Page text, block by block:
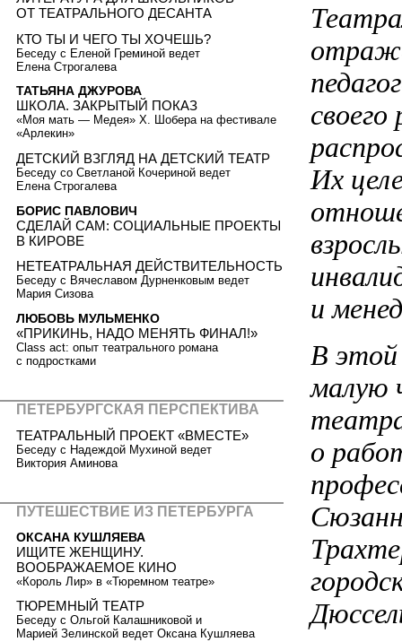
Их
и
В
малую
о
ОТ ТЕАТРАЛЬНОГО ДЕСАНТА
КТО ТЫ И ЧЕГО ТЫ ХОЧЕШЬ?
Беседу с Еленой Греминой ведет
Елена Строгалева
ТАТЬЯНА ДЖУРОВА
ШКОЛА. ЗАКРЫТЫЙ ПОКАЗ
«Моя мать — Медея» Х. Шобера на фестивале
«Арлекин»
ДЕТСКИЙ ВЗГЛЯД НА ДЕТСКИЙ ТЕАТР
Беседу со Светланой Кочериной ведет
Елена Строгалева
БОРИС ПАВЛОВИЧ
СДЕЛАЙ САМ: СОЦИАЛЬНЫЕ ПРОЕКТЫ
В КИРОВЕ
НЕТЕАТРАЛЬНАЯ ДЕЙСТВИТЕЛЬНОСТЬ
Беседу с Вячеславом Дурненковым ведет
Мария Сизова
ЛЮБОВЬ МУЛЬМЕНКО
«ПРИКИНЬ, НАДО МЕНЯТЬ ФИНАЛ!»
Class act: опыт театрального романа
с подростками
ПЕТЕРБУРГСКАЯ ПЕРСПЕКТИВА
ТЕАТРАЛЬНЫЙ ПРОЕКТ «ВМЕСТЕ»
Беседу с Надеждой Мухиной ведет
Виктория Аминова
ПУТЕШЕСТВИЕ ИЗ ПЕТЕРБУРГА
ОКСАНА КУШЛЯЕВА
ИЩИТЕ ЖЕНЩИНУ.
ВООБРАЖАЕМОЕ КИНО
«Король Лир» в «Тюремном театре»
ТЮРЕМНЫЙ ТЕАТР
Беседу с Ольгой Калашниковой и
Марией Зелинской ведет Оксана Кушляева